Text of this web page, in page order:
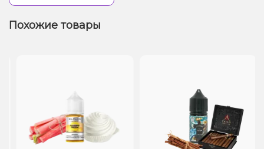
Похожие товары